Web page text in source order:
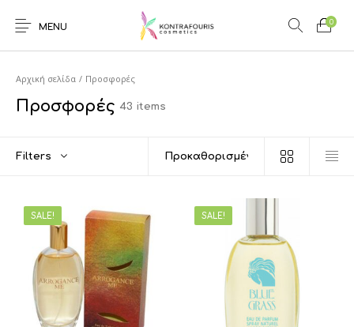
MENU
0
Αρχική σελίδα / Προσφορές
Προσφορές 43 items
Filters
SALE! SALE!